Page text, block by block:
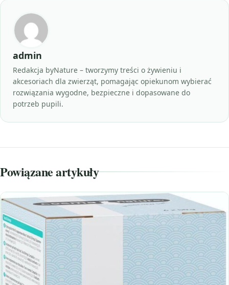
admin
Redakcja byNature – tworzymy treści o żywieniu i
akcesoriach dla zwierząt, pomagając opiekunom wybierać
rozwiązania wygodne, bezpieczne i dopasowane do
potrzeb pupili.
Powiązane artykuły